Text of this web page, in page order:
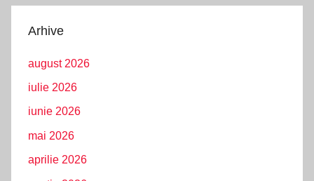
Arhive
august 2026
iulie 2026
iunie 2026
mai 2026
aprilie 2026